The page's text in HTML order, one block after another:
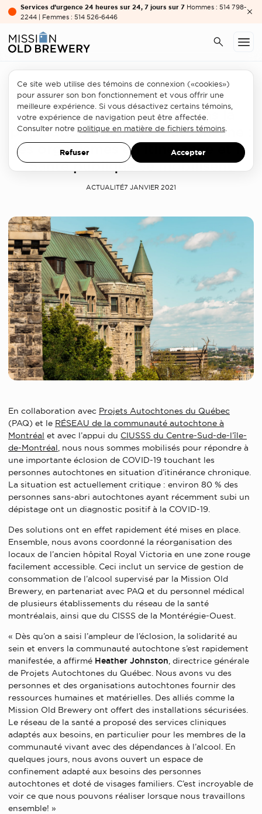
Services d’urgence 24 heures sur 24, 7 jours sur 7 Hommes : 514 798-
2244 | Femmes : 514 526-6446
Secteur de l'itinérance
Éclosion de COVID-19 dans la
population itinérante autochtone :
les organismes en itinérance et la
Santé publique se mobilisent
ACTUALITÉ7 JANVIER 2021
En collaboration avec Projets Autochtones du Québec
(PAQ) et le RÉSEAU de la communauté autochtone à
Montréal et avec l’appui du CIUSSS du Centre-Sud-de-l’île-
de-Montréal, nous nous sommes mobilisés pour répondre à
une importante éclosion de COVID-19 touchant les
personnes autochtones en situation d’itinérance chronique.
La situation est actuellement critique : environ 80 % des
personnes sans-abri autochtones ayant récemment subi un
dépistage ont un diagnostic positif à la COVID-19.
Des solutions ont en effet rapidement été mises en place.
Ensemble, nous avons coordonné la réorganisation des
locaux de l’ancien hôpital Royal Victoria en une zone rouge
facilement accessible. Ceci inclut un service de gestion de
consommation de l’alcool supervisé par la Mission Old
Brewery, en partenariat avec PAQ et du personnel médical
de plusieurs établissements du réseau de la santé
montréalais, ainsi que du CISSS de la Montérégie-Ouest.
« Dès qu’on a saisi l’ampleur de l’éclosion, la solidarité au
sein et envers la communauté autochtone s’est rapidement
manifestée, a affirmé Heather Johnston, directrice générale
de Projets Autochtones du Québec. Nous avons vu des
personnes et des organisations autochtones fournir des
ressources humaines et matérielles. Des alliés comme la
Mission Old Brewery ont offert des installations sécurisées.
Le réseau de la santé a proposé des services cliniques
adaptés aux besoins, en particulier pour les membres de la
communauté vivant avec des dépendances à l’alcool. En
quelques jours, nous avons ouvert un espace de
confinement adapté aux besoins des personnes
autochtones et doté de visages familiers. C’est incroyable de
voir ce que nous pouvons réaliser lorsque nous travaillons
ensemble! »
Ce site web utilise des témoins de connexion («cookies»)
pour assurer son bon fonctionnement et vous offrir une
meilleure expérience. Si vous désactivez certains témoins,
votre expérience de navigation peut être affectée.
Consulter notre politique en matière de fichiers témoins
Refuser Accepter